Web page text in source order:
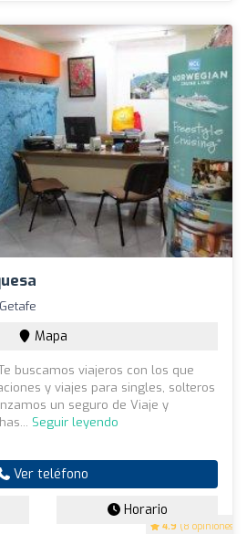
4.9 (8 opiniones)
Mapa
buscamos viajeros con los que
y viajes para singles, solteros
un seguro de Viaje y
Seguir leyendo
Ver teléfono
Horario